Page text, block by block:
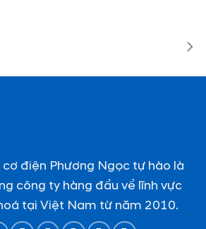
cơ điện Phương Ngọc tự hào là
công ty hàng đầu về lĩnh vực
tại Việt Nam từ năm 2010.